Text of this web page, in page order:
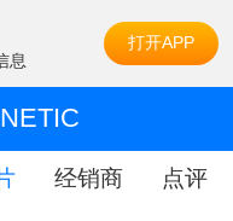
息
打开APP
经销商 点评